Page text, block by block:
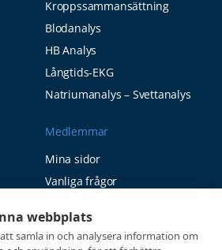
webbplats
samla in och analysera information om
Kroppssammansättning
Blodanalys
HB Analys
Långtids-EKG
Natriumanalys – Svettanalys
Medlemmar
Mina sidor
Vanliga frågor
© 2026